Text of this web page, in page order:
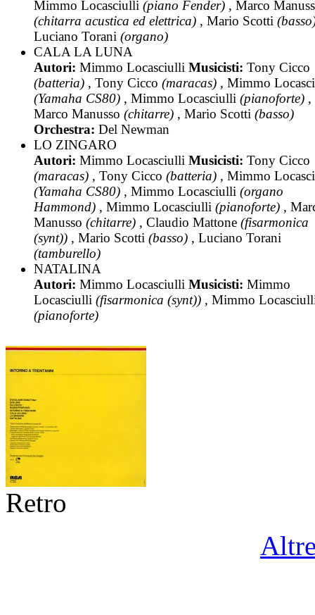
Mimmo Locasciulli (piano Fender) , Marco
(chitarra acustica ed elettrica) , Mario Scotti
Luciano Torani (organo)
CALA LA LUNA
Autori: Mimmo Locasciulli Musicisti: Tony Cicco
(batteria) , Tony Cicco (maracas) , Mimmo
(Yamaha CS80) , Mimmo Locasciulli (pianoforte) ,
Marco Manusso (chitarre) , Mario Scotti (basso)
Orchestra: Del Newman
LO ZINGARO
Autori: Mimmo Locasciulli Musicisti: Tony Cicco
(maracas) , Tony Cicco (batteria) , Mimmo
(Yamaha CS80) , Mimmo Locasciulli (organo
Hammond) , Mimmo Locasciulli (pianoforte) ,
Manusso (chitarre) , Claudio Mattone (fisarmonica
(synt)) , Mario Scotti (basso) , Luciano Torani
(tamburello)
NATALINA
Autori: Mimmo Locasciulli Musicisti: Mimmo
Locasciulli (fisarmonica (synt)) , Mimmo
(pianoforte)
Retro